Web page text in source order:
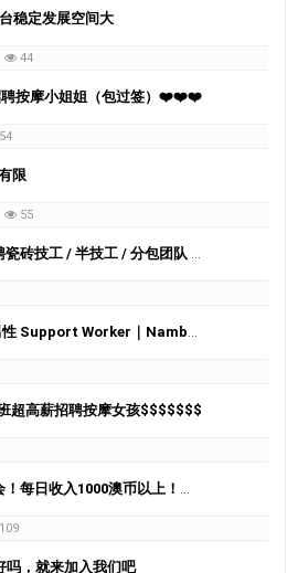
稳定发展空间大
44
按摩小姐姐（包过签）❤️❤️❤️
54
限
55
技工 / 半技工 / 分包团队 ????????
Worker｜Nambour｜時薪 $39–$50.29
超高薪招聘按摩女孩$$$$$$$
澳币以上！布里斯班高端按摩连锁诚聘员工 ❤️✨✅
109
吗，就来加入我们吧